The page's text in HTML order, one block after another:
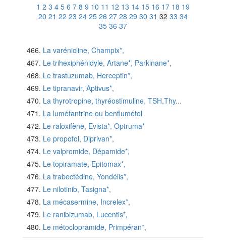
1 2 3 4 5 6 7 8 9 10 11 12 13 14 15 16 17 18 19
20 21 22 23 24 25 26 27 28 29 30 31 32 33 34
35 36 37
La varénicline, Champix*,
Le trihexiphénidyle, Artane*, Parkinane*,
Le trastuzumab, Herceptin*,
Le tipranavir, Aptivus*,
La thyrotropine, thyréostimuline, TSH,Thy...
La luméfantrine ou benflumétol
Le raloxifène, Evista*, Optruma*
Le propofol, Diprivan*,
Le valpromide, Dépamide*,
Le topiramate, Epitomax*,
La trabectédine, Yondélis*,
Le nilotinib, Tasigna*,
La mécasermine, Increlex*,
Le ranibizumab, Lucentis*,
Le métoclopramide, Primpéran*,